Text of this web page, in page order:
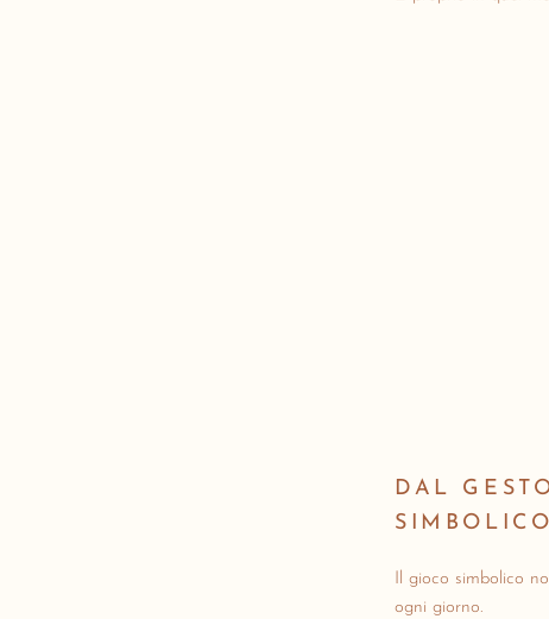
DAL
SIMBOLICO
Il gioco simbolico
ogni giorno.